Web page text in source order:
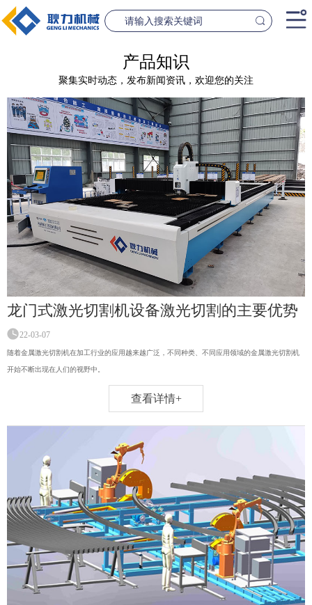
桥梁设备
GL1500-2500数控钢筋笼滚焊机
查看更多
隧道设
GL2300隧道网
查看更
产品中心
案例中心
联系我们
新闻资讯
公司简介
产品知识
聚集实时动态，发布新闻资讯，欢迎您的关注
龙门式激光切割机设备激光切割的主要优势
22-03-07
随着金属激光切割机在加工行业的应用越来越广泛，不同种类、不同应用领域的金属激光切割机
开始不断出现在人们的视野中。
查看详情+